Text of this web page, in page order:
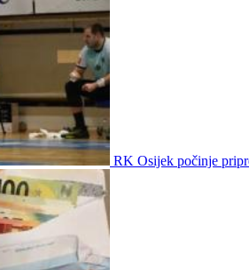
RK Osijek počinje